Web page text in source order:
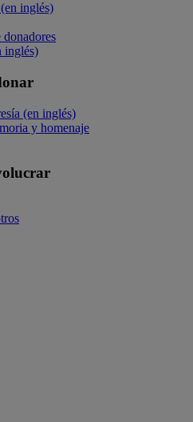
inglés)
inglés)
(en inglés)
y homenaje